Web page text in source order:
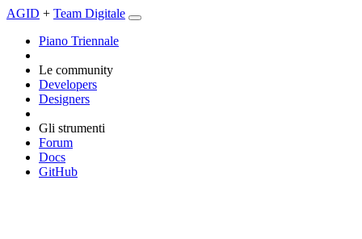
AGID + Team Digitale
Piano Triennale
Le community
Developers
Designers
Gli strumenti
Forum
Docs
GitHub